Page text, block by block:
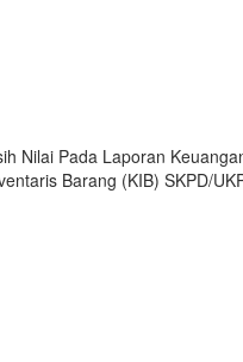
Nilai Pada Laporan
Barang (KIB) SKPD/